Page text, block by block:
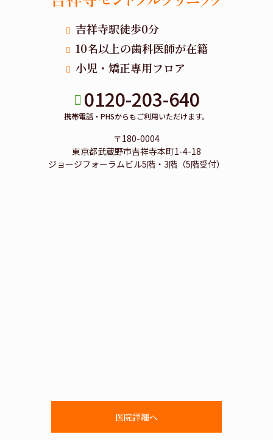
吉祥寺駅徒歩0分
10名以上の歯科医師が在籍
小児・矯正専用フロア
0120-203-640
携帯電話・PHSからもご利用いただけます。
〒180-0004
東京都武蔵野市吉祥寺本町1-4-18
ジョージフォーラムビル5階・3階（5階受付）
医院詳細へ